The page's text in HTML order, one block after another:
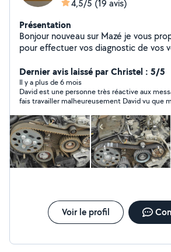
4,5/5 (19 avis)
Présentation
Bonjour nouveau sur Mazé je vous
pour effectuer vos diagnostic de vos
effacement des défaut moteur ou sinon j'ai un dépot sur
Mazé . Je fait également de la
nettoyages automobiles . Dépannage
Merci a bientot.
Dernier avis laissé par Christel : 5/5
Il y a plus de 6 mois
David est une personne très réactive aux
fais travailler malheureusement David vu que
d'autres demandes ☺️
Voir le profil